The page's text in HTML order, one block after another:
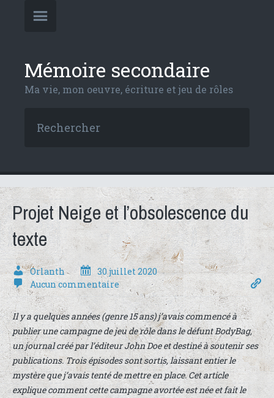
Mémoire secondaire
Ma vie, mon oeuvre, écriture et jeu de rôles
Projet Neige et l’obsolescence du
texte
Orlanth
30 juillet 2020
Aucun commentaire
Il y a quelques années (genre 15 ans) j’avais commencé à
publier une campagne de jeu de rôle dans le défunt BodyBag,
un journal créé par l’éditeur John Doe et destiné à soutenir ses
publications. Trois épisodes sont sortis, laissant entier le
mystère que j’avais tenté de mettre en place. Cet article
explique comment cette campagne avortée est née et fait le